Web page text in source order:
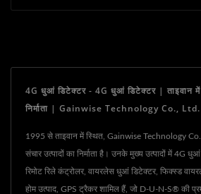
4G धुआं डिटेक्टर - 4G धुआं डिटेक्टर | ताइवान में
निर्माता | Gainwise Technology Co., Ltd.
1995 से ताइवान में स्थित, Gainwise Technology
संचार उत्पादों का निर्माता है। उनके मुख्य उत्पादों में 4G
रिमोट रिले कंट्रोलर, वायरलेस धुआं डिटेक्टर, फिक्स्ड
होम उत्पाद, GPS ट्रैकर शामिल हैं, जो D-U-N-S® की